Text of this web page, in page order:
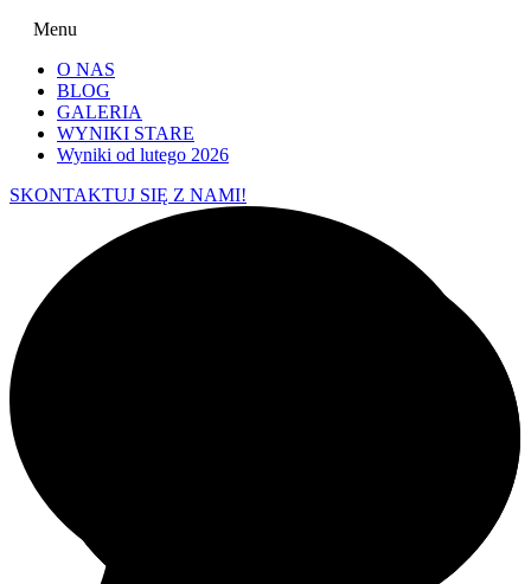
Menu
O NAS
BLOG
GALERIA
WYNIKI STARE
Wyniki od lutego 2026
SKONTAKTUJ SIĘ Z NAMI!